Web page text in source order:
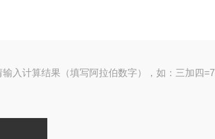
输入计算结果（填写阿拉伯数字），如：三加四=7